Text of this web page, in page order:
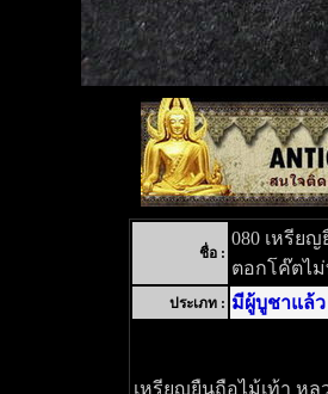
ชื่อ :
080 เหรีย
ตอกโค๊ตไ
ประเภท : มีผู้บูชาแล้ว
เหรียญยืนถือไม้เท้า ห